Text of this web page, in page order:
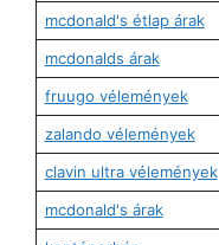
mcdonald's étlap árak
mcdonalds árak
fruugo vélemények
zalando vélemények
clavin ultra vélemények
mcdonald's árak